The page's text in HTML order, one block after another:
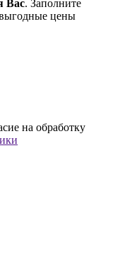
Вас. Заполните
цены
на обработку